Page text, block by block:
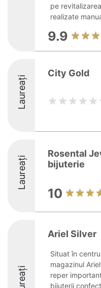
pe
realizate
9.9
Laureați
City Gold
Laureați
Rosental
bijuterie
10
Ariel Silver
Situat în
magazinul
reper
bijuterii